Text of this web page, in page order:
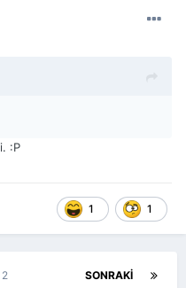
:P
1 1
SONRAKI